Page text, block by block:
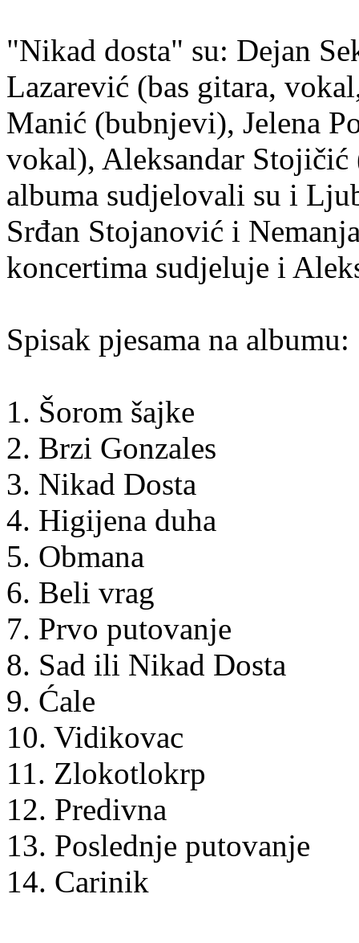
"Nikad dosta" su: Dejan
Lazarević (bas gitara,
Manić (bubnjevi), Jelena
vokal), Aleksandar
albuma sudjelovali su i
Srđan Stojanović i
koncertima sudjeluje i
Spisak pjesama na albumu:
1. Šorom šajke
2. Brzi Gonzales
3. Nikad Dosta
4. Higijena duha
5. Obmana
6. Beli vrag
7. Prvo putovanje
8. Sad ili Nikad Dosta
9. Ćale
10. Vidikovac
11. Zlokotlokrp
12. Predivna
13. Poslednje putovanje
14. Carinik